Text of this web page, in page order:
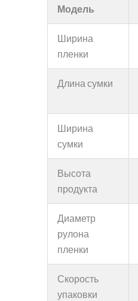
Модель
Ширина
пленки
Длина сумки
Ширина
сумки
Высота
продукта
Диаметр
рулона
пленки
Скорость
упаковки